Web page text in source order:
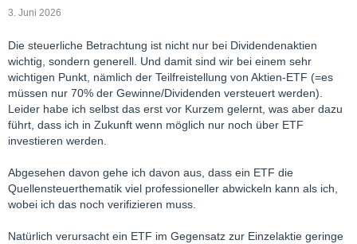
3. Juni 2026
Die steuerliche Betrachtung ist nicht nur bei Dividendenaktien
wichtig, sondern generell. Und damit sind wir bei einem sehr
wichtigen Punkt, nämlich der Teilfreistellung von Aktien-ETF (=es
müssen nur 70% der Gewinne/Dividenden versteuert werden).
Leider habe ich selbst das erst vor Kurzem gelernt, was aber dazu
führt, dass ich in Zukunft wenn möglich nur noch über ETF
investieren werden.
Abgesehen davon gehe ich davon aus, dass ein ETF die
Quellensteuerthematik viel professioneller abwickeln kann als ich,
wobei ich das noch verifizieren muss.
Natürlich verursacht ein ETF im Gegensatz zur Einzelaktie geringe